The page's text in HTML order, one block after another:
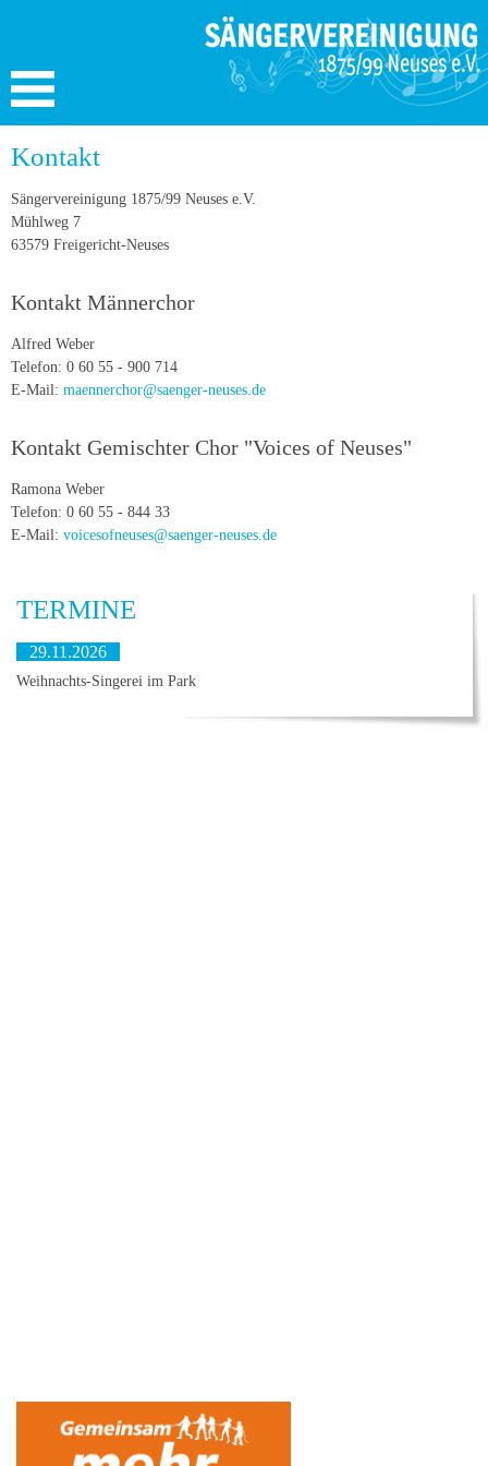
Kontakt
Sängervereinigung 1875/99 Neuses e.V.
Mühlweg 7
63579 Freigericht-Neuses
Kontakt Männerchor
Alfred Weber
Telefon: 0 60 55 - 900 714
E-Mail: maennerchor@saenger-neuses.de
Kontakt Gemischter Chor "Voices of Neuses"
Ramona Weber
Telefon: 0 60 55 - 844 33
E-Mail: voicesofneuses@saenger-neuses.de
TERMINE
29.11.2026
Weihnachts-Singerei im Park